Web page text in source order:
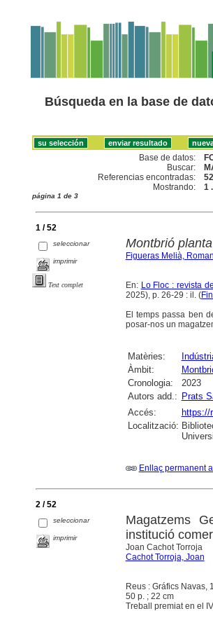
Búsqueda en la base de
Base de datos:
Buscar:
Referencias encontradas:
52
Mostrando:
1
página 1 de 3
1 / 52
seleccionar
imprimir
Text complet
Montbrió
Figueras Melià, Roman
En: Lo Floc : revista
2025), p. 26-29 : il. (
El temps passa ben
posar-nos un
Matèries:
Àmbit:
Cronologia:
2023
Autors add.: Prats
Accés:
https://
Localització:
Enllaç permanent
2 / 52
seleccionar
imprimir
Magatzems
institució
Joan Cachot Torroja
Cachot Torroja, Joan
Reus : Gráfics Navas,
50 p. ; 22 cm
Treball premiat en el